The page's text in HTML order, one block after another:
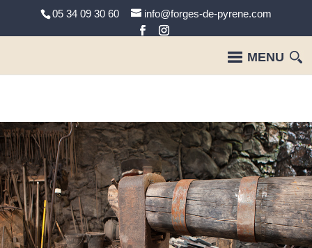
05 34 09 30 60 info@forges-de-pyrene.com